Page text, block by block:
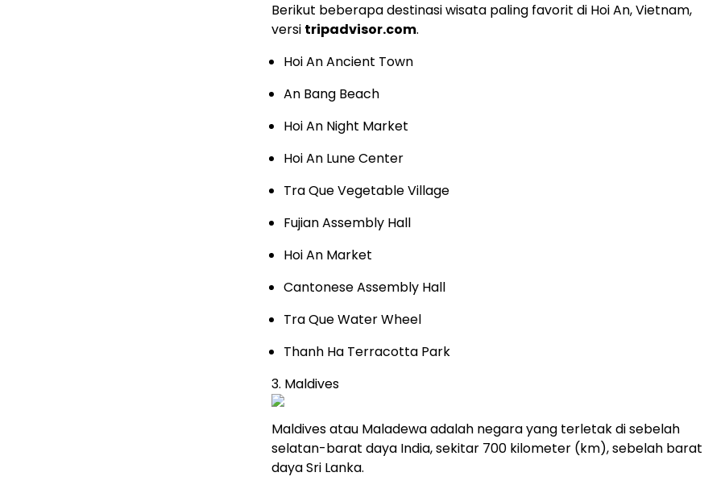
Berikut beberapa destinasi wisata paling favorit di Hoi An, Vietnam,
versi tripadvisor.com.
Hoi An Ancient Town
An Bang Beach
Hoi An Night Market
Hoi An Lune Center
Tra Que Vegetable Village
Fujian Assembly Hall
Hoi An Market
Cantonese Assembly Hall
Tra Que Water Wheel
Thanh Ha Terracotta Park
3. Maldives
Maldives atau Maladewa adalah negara yang terletak di sebelah
selatan-barat daya India, sekitar 700 kilometer (km), sebelah barat
daya Sri Lanka.